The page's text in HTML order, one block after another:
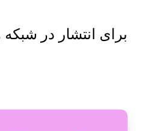
برای انتشار در